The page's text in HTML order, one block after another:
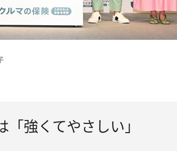
強くてやさしい」